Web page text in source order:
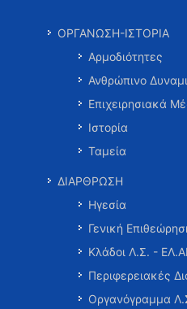
ΟΡΓΑΝΩΣΗ-ΙΣΤΟΡΙΑ
Αρμοδιότητες
Ανθρώπινο
Επιχειρησιακά
Ιστορία
Ταμεία
ΔΙΑΡΘΡΩΣΗ
Ηγεσία
Γενική
Κλάδοι Λ.Σ. -
Περιφερειακές
Οργανόγραμμα